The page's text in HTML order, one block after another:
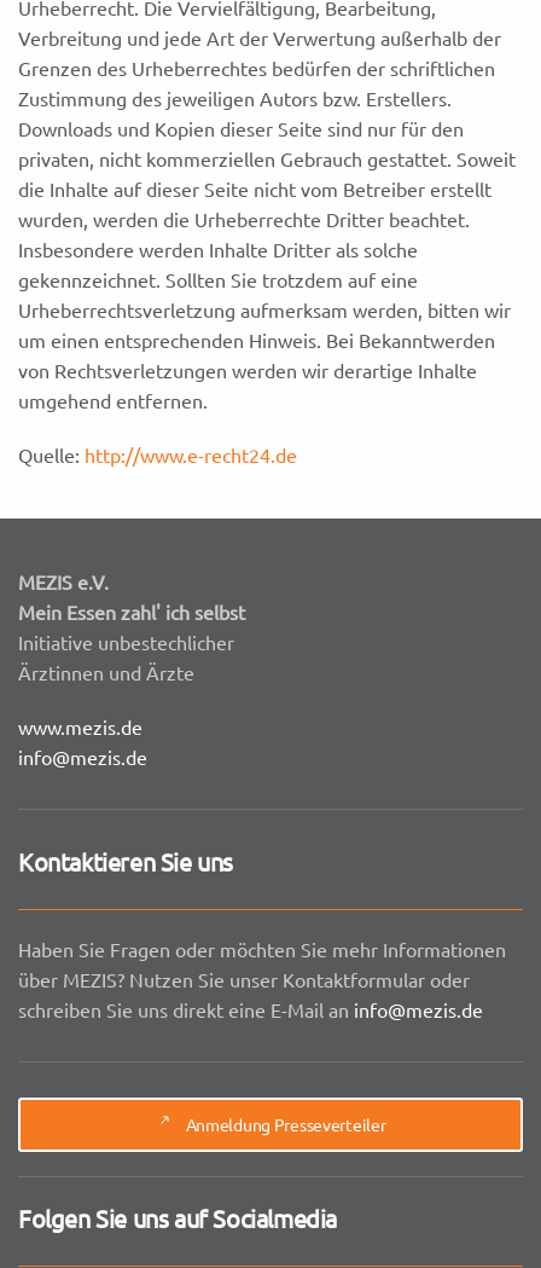
Urheberrecht. Die Vervielfältigung, Bearbeitung,
Verbreitung und jede Art der Verwertung außerhalb der
Grenzen des Urheberrechtes bedürfen der schriftlichen
Zustimmung des jeweiligen Autors bzw. Erstellers.
Downloads und Kopien dieser Seite sind nur für den
privaten, nicht kommerziellen Gebrauch gestattet. Soweit
die Inhalte auf dieser Seite nicht vom Betreiber erstellt
wurden, werden die Urheberrechte Dritter beachtet.
Insbesondere werden Inhalte Dritter als solche
gekennzeichnet. Sollten Sie trotzdem auf eine
Urheberrechtsverletzung aufmerksam werden, bitten wir
um einen entsprechenden Hinweis. Bei Bekanntwerden
von Rechtsverletzungen werden wir derartige Inhalte
umgehend entfernen.
Quelle: http://www.e-recht24.de
MEZIS e.V.
Mein Essen zahl' ich selbst
Initiative unbestechlicher
Ärztinnen und Ärzte
www.mezis.de
info@mezis.de
Kontaktieren Sie uns
Haben Sie Fragen oder möchten Sie mehr Informationen
über MEZIS? Nutzen Sie unser Kontaktformular oder
schreiben Sie uns direkt eine E-Mail an info@mezis.de
Anmeldung Presseverteiler
Folgen Sie uns auf Socialmedia